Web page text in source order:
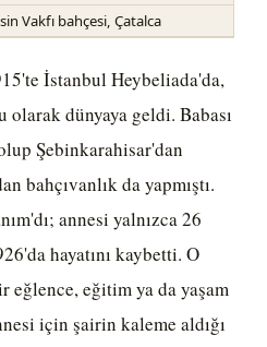
Vakfı bahçesi, Çatalca
İstanbul Heybeliada'da,
dünyaya geldi. Babası
Şebinkarahisar'dan
bahçıvanlık da yapmıştı.
annesi yalnızca 26
hayatını kaybetti. O
eğlence, eğitim ya da yaşam
için şairin kaleme aldığı